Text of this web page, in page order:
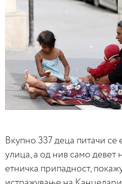
Вкупно 337 деца питачи се
улица, а од нив само девет
етничка припадност,